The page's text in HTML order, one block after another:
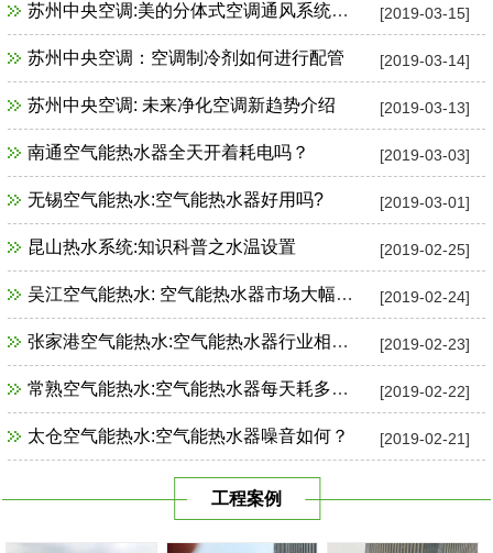
[2019-03-15]
苏州中央空调:美的分体式空调通风系统故障检修
[2019-03-14]
苏州中央空调：空调制冷剂如何进行配管
[2019-03-13]
苏州中央空调: 未来净化空调新趋势介绍
[2019-03-03]
南通空气能热水器全天开着耗电吗？
[2019-03-01]
无锡空气能热水:空气能热水器好用吗?
[2019-02-25]
昆山热水系统:知识科普之水温设置
[2019-02-24]
吴江空气能热水: 空气能热水器市场大幅增长
[2019-02-23]
张家港空气能热水:空气能热水器行业相关政策一览
[2019-02-22]
常熟空气能热水:空气能热水器每天耗多少电？
[2019-02-21]
太仓空气能热水:空气能热水器噪音如何？
工程案例